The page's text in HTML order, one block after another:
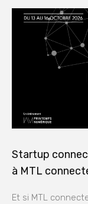
Startup
à MTL
Et si MTL